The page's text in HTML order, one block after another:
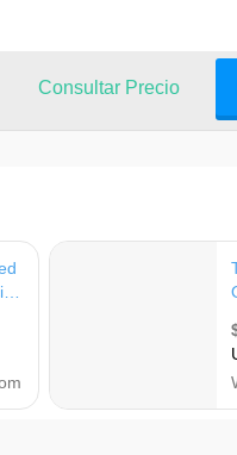
Consultar Precio